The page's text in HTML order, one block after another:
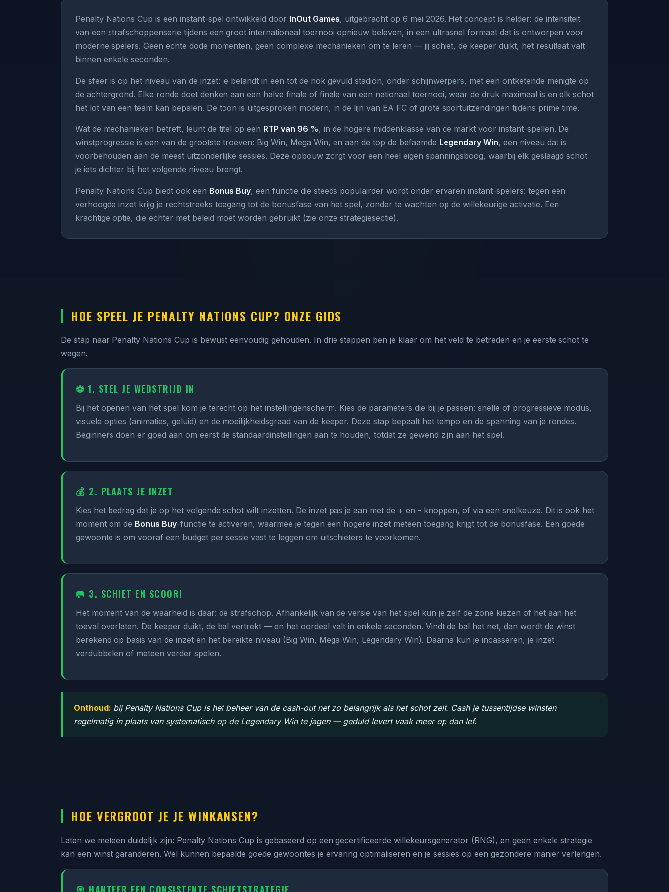
Penalty Nations Cup is een instant-spel ontwikkeld door InOut Games, uitgebracht op 6 mei 2026. Het concept is helder: de intensiteit
van een strafschoppenserie tijdens een groot internationaal toernooi opnieuw beleven, in een ultrasnel formaat dat is ontworpen voor
moderne spelers. Geen echte dode momenten, geen complexe mechanieken om te leren — jij schiet, de keeper duikt, het resultaat valt
binnen enkele seconden.
De sfeer is op het niveau van de inzet: je belandt in een tot de nok gevuld stadion, onder schijnwerpers, met een ontketende menigte op
de achtergrond. Elke ronde doet denken aan een halve finale of finale van een nationaal toernooi, waar de druk maximaal is en elk schot
het lot van een team kan bepalen. De toon is uitgesproken modern, in de lijn van EA FC of grote sportuitzendingen tijdens prime time.
Wat de mechanieken betreft, leunt de titel op een RTP van 96 %, in de hogere middenklasse van de markt voor instant-spellen. De
winstprogressie is een van de grootste troeven: Big Win, Mega Win, en aan de top de befaamde Legendary Win, een niveau dat is
voorbehouden aan de meest uitzonderlijke sessies. Deze opbouw zorgt voor een heel eigen spanningsboog, waarbij elk geslaagd schot
je iets dichter bij het volgende niveau brengt.
Penalty Nations Cup biedt ook een Bonus Buy, een functie die steeds populairder wordt onder ervaren instant-spelers: tegen een
verhoogde inzet krijg je rechtstreeks toegang tot de bonusfase van het spel, zonder te wachten op de willekeurige activatie. Een
krachtige optie, die echter met beleid moet worden gebruikt (zie onze strategiesectie).
HOE SPEEL JE PENALTY NATIONS CUP? ONZE GIDS
De stap naar Penalty Nations Cup is bewust eenvoudig gehouden. In drie stappen ben je klaar om het veld te betreden en je eerste schot te
wagen.
⚽ 1. STEL JE WEDSTRIJD IN
Bij het openen van het spel kom je terecht op het instellingenscherm. Kies de parameters die bij je passen: snelle of progressieve modus,
visuele opties (animaties, geluid) en de moeilijkheidsgraad van de keeper. Deze stap bepaalt het tempo en de spanning van je rondes.
Beginners doen er goed aan om eerst de standaardinstellingen aan te houden, totdat ze gewend zijn aan het spel.
💰 2. PLAATS JE INZET
Kies het bedrag dat je op het volgende schot wilt inzetten. De inzet pas je aan met de + en - knoppen, of via een snelkeuze. Dit is ook het
moment om de Bonus Buy-functie te activeren, waarmee je tegen een hogere inzet meteen toegang krijgt tot de bonusfase. Een goede
gewoonte is om vooraf een budget per sessie vast te leggen om uitschieters te voorkomen.
🥅 3. SCHIET EN SCOOR!
Het moment van de waarheid is daar: de strafschop. Afhankelijk van de versie van het spel kun je zelf de zone kiezen of het aan het
toeval overlaten. De keeper duikt, de bal vertrekt — en het oordeel valt in enkele seconden. Vindt de bal het net, dan wordt de winst
berekend op basis van de inzet en het bereikte niveau (Big Win, Mega Win, Legendary Win). Daarna kun je incasseren, je inzet
verdubbelen of meteen verder spelen.
Onthoud: bij Penalty Nations Cup is het beheer van de cash-out net zo belangrijk als het schot zelf. Cash je tussentijdse winsten
regelmatig in plaats van systematisch op de Legendary Win te jagen — geduld levert vaak meer op dan lef.
HOE VERGROOT JE JE WINKANSEN?
Laten we meteen duidelijk zijn: Penalty Nations Cup is gebaseerd op een gecertificeerde willekeursgenerator (RNG), en geen enkele strategie
kan een winst garanderen. Wel kunnen bepaalde goede gewoontes je ervaring optimaliseren en je sessies op een gezondere manier verlengen.
🎯 HANTEER EEN CONSISTENTE SCHIETSTRATEGIE